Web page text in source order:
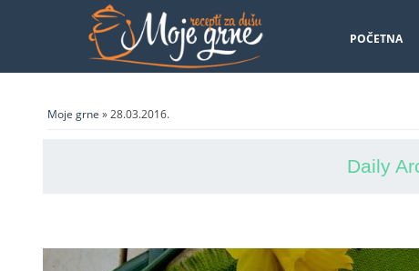
POČETNA
Moje grne » 28.03.2016.
Daily